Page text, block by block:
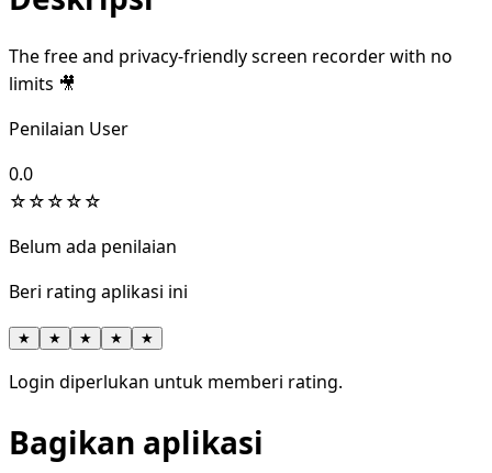
The free and privacy-friendly screen recorder with no
limits 🎥
Penilaian User
0.0
☆☆☆☆☆
Belum ada penilaian
Beri rating aplikasi ini
★ ★ ★ ★ ★
Login diperlukan untuk memberi rating.
Bagikan aplikasi